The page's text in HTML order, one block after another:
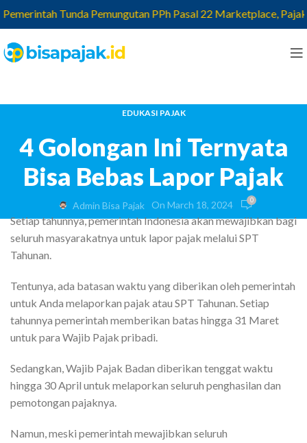
Tunda Pemungutan PPh Pasal 22 Marketplace, Pajak
EDUKASI PAJAK
4 Golongan Ini Ternyata
Bisa Bebas Lapor Pajak
Admin Bisa Pajak On March 18, 2024 0
Setiap tahunnya, pemerintah Indonesia akan mewajibkan bagi
seluruh masyarakatnya untuk lapor pajak melalui SPT
Tahunan.
Tentunya, ada batasan waktu yang diberikan oleh pemerintah
untuk Anda melaporkan pajak atau SPT Tahunan. Setiap
tahunnya pemerintah memberikan batas hingga 31 Maret
untuk para Wajib Pajak pribadi.
Sedangkan, Wajib Pajak Badan diberikan tenggat waktu
hingga 30 April untuk melaporkan seluruh penghasilan dan
pemotongan pajaknya.
Namun, meski pemerintah mewajibkan seluruh